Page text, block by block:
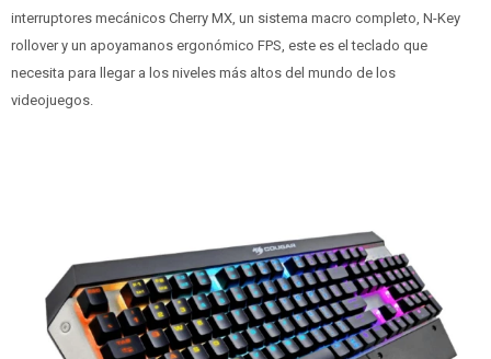
interruptores mecánicos Cherry MX, un sistema macro completo, N-Key
rollover y un apoyamanos ergonómico FPS, este es el teclado que
necesita para llegar a los niveles más altos del mundo de los
videojuegos.